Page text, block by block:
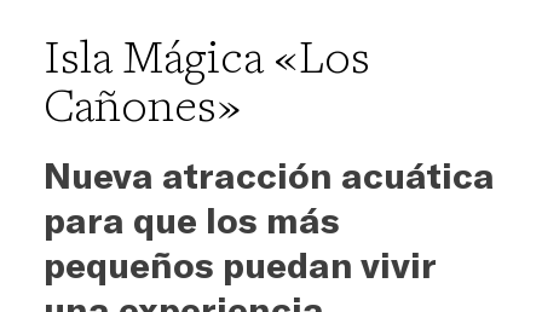
Isla Mágica «Los
Cañones»
Nueva atracción acuática
para que los más
pequeños puedan vivir